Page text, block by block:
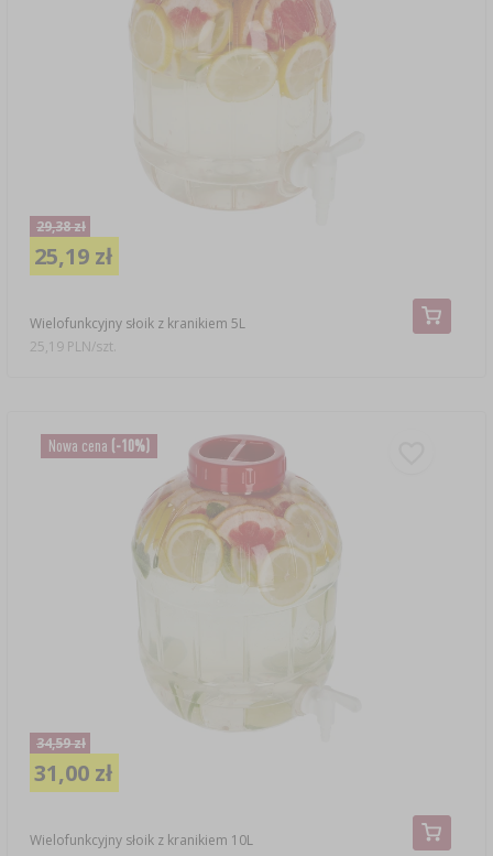
Wielofunkcyjny słoik z kranikiem 5L
29,38 zł
25,19 zł
25,19 PLN/szt.
Nowa cena (-10%)
Wielofunkcyjny słoik z kranikiem 10L
34,59 zł
31,00 zł